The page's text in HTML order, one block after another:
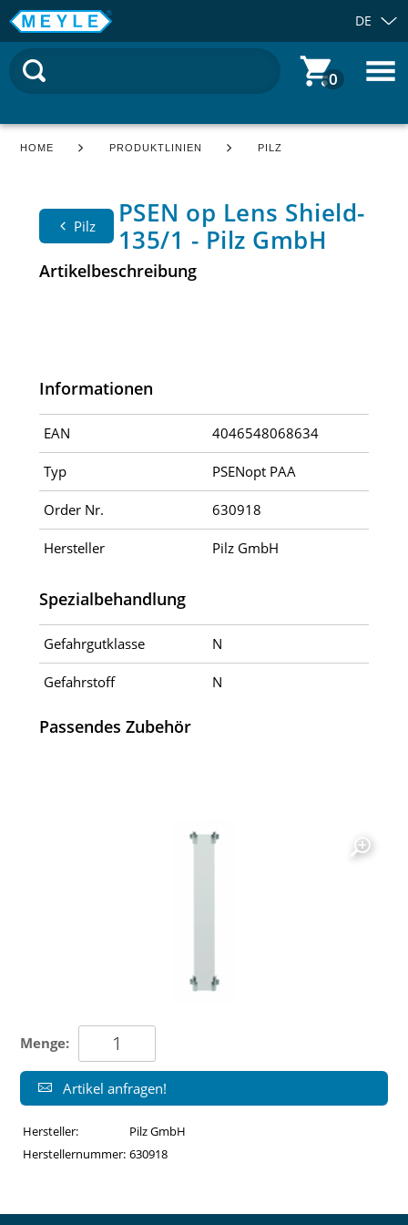
DE
0
HOME PRODUKTLINIEN PILZ
Pilz
PSEN op Lens Shield-
135/1 - Pilz GmbH
Artikelbeschreibung
Informationen
EAN 4046548068634
Typ PSENopt PAA
Order Nr. 630918
Hersteller Pilz GmbH
Spezialbehandlung
Gefahrgutklasse N
Gefahrstoff N
Passendes Zubehör
Menge:
Artikel anfragen!
Hersteller:
Pilz GmbH
Herstellernummer: 630918